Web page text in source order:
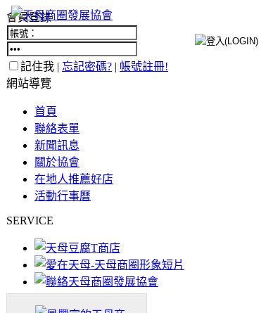
會員登錄
記住我 | 忘記密碼? | 帳號註冊!
網站導覽
首頁
聯絡表單
新聞訊息
關於協會
在地人推薦好店
活動行事曆
SERVICE